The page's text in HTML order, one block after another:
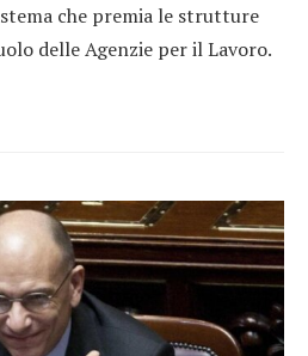
che premia le strutture
delle Agenzie per il Lavoro.